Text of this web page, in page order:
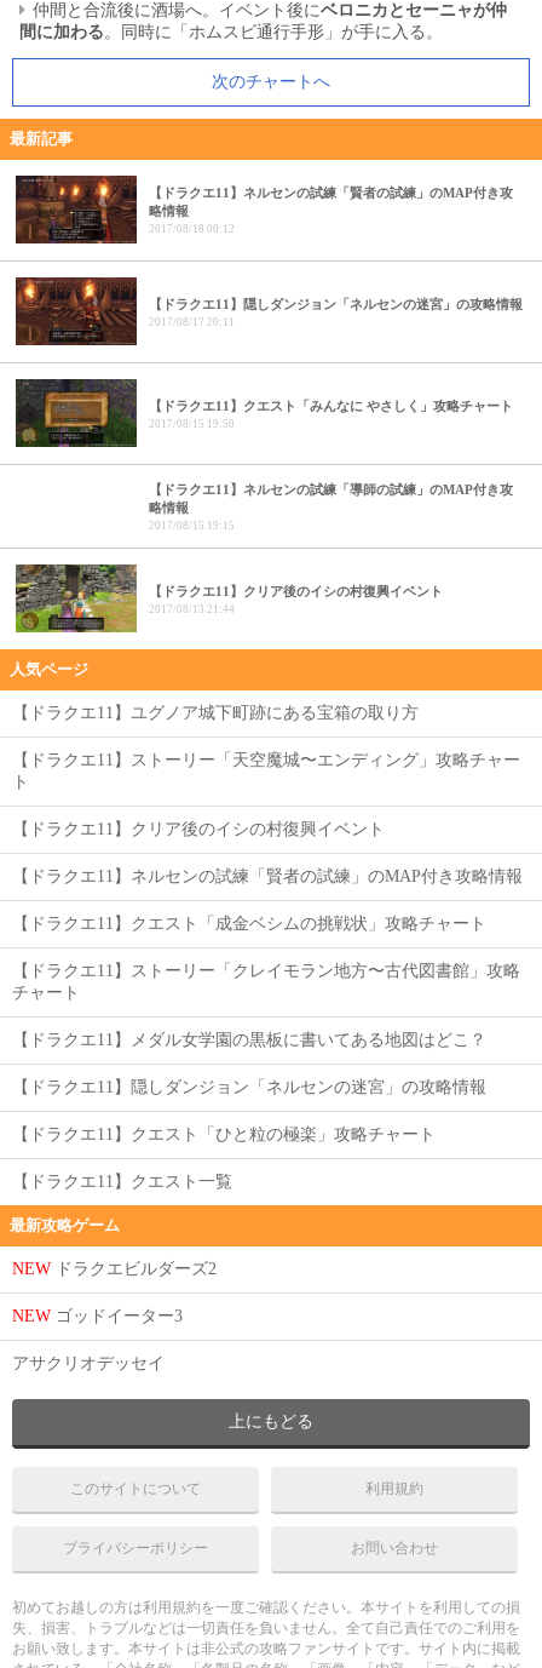
仲間と合流後に酒場へ。イベント後にベロニカとセーニャが仲
間に加わる。同時に「ホムスビ通行手形」が手に入る。
次のチャートへ
最新記事
【ドラクエ11】ネルセンの試練「賢者の試練」のMAP付き攻
略情報
2017/08/18 00:12
【ドラクエ11】隠しダンジョン「ネルセンの迷宮」の攻略情報
2017/08/17 20:11
【ドラクエ11】クエスト「みんなに やさしく」攻略チャート
2017/08/15 19:50
【ドラクエ11】ネルセンの試練「導師の試練」のMAP付き攻
略情報
2017/08/15 19:15
【ドラクエ11】クリア後のイシの村復興イベント
2017/08/13 21:44
人気ページ
【ドラクエ11】ユグノア城下町跡にある宝箱の取り方
【ドラクエ11】ストーリー「天空魔城〜エンディング」攻略チャー
ト
【ドラクエ11】クリア後のイシの村復興イベント
【ドラクエ11】ネルセンの試練「賢者の試練」のMAP付き攻略情報
【ドラクエ11】クエスト「成金ベシムの挑戦状」攻略チャート
【ドラクエ11】ストーリー「クレイモラン地方〜古代図書館」攻略
チャート
【ドラクエ11】メダル女学園の黒板に書いてある地図はどこ？
【ドラクエ11】隠しダンジョン「ネルセンの迷宮」の攻略情報
【ドラクエ11】クエスト「ひと粒の極楽」攻略チャート
【ドラクエ11】クエスト一覧
最新攻略ゲーム
NEW ドラクエビルダーズ2
NEW ゴッドイーター3
アサクリオデッセイ
上にもどる
このサイトについて 利用規約
プライバシーポリシー お問い合わせ
初めてお越しの方は利用規約を一度ご確認ください。本サイトを利用しての損
失、損害、トラブルなどは一切責任を負いません。全て自己責任でのご利用を
お願い致します。本サイトは非公式の攻略ファンサイトです。サイト内に掲載